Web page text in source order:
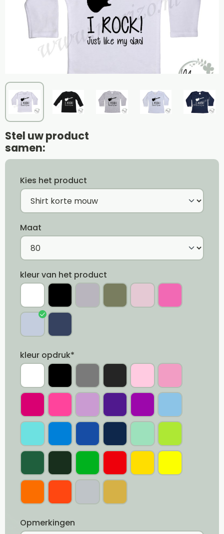
Stel uw product
samen:
Kies het product
Maat
kleur van het product
kleur opdruk*
Opmerkingen